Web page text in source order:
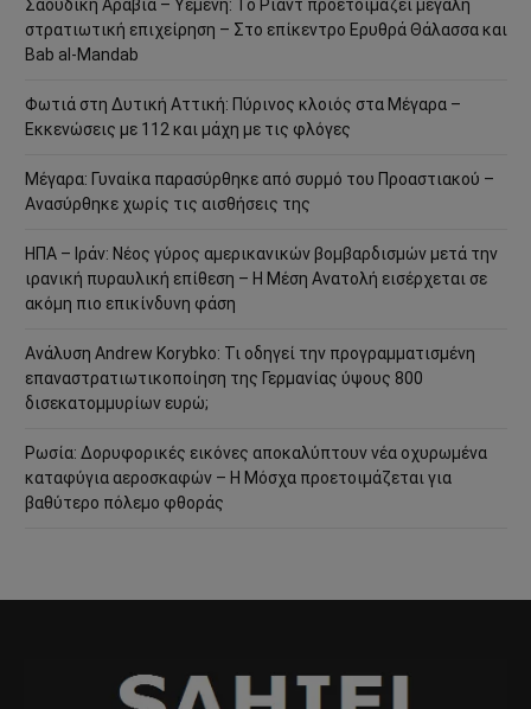
Σαουδική Αραβία – Υεμένη: Το Ριάντ προετοιμάζει μεγάλη
στρατιωτική επιχείρηση – Στο επίκεντρο Ερυθρά Θάλασσα και
Bab al-Mandab
Φωτιά στη Δυτική Αττική: Πύρινος κλοιός στα Μέγαρα –
Εκκενώσεις με 112 και μάχη με τις φλόγες
Μέγαρα: Γυναίκα παρασύρθηκε από συρμό του Προαστιακού –
Ανασύρθηκε χωρίς τις αισθήσεις της
ΗΠΑ – Ιράν: Νέος γύρος αμερικανικών βομβαρδισμών μετά την
ιρανική πυραυλική επίθεση – Η Μέση Ανατολή εισέρχεται σε
ακόμη πιο επικίνδυνη φάση
Ανάλυση Andrew Korybko: Τι οδηγεί την προγραμματισμένη
επαναστρατιωτικοποίηση της Γερμανίας ύψους 800
δισεκατομμυρίων ευρώ;
Ρωσία: Δορυφορικές εικόνες αποκαλύπτουν νέα οχυρωμένα
καταφύγια αεροσκαφών – Η Μόσχα προετοιμάζεται για
βαθύτερο πόλεμο φθοράς